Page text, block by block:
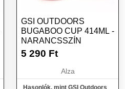
GSI OUTDOORS
BUGABOO CUP 414ML -
NARANCSSZÍN
5 290 Ft
Alza
Hasonlók, mint GSI Outdoors